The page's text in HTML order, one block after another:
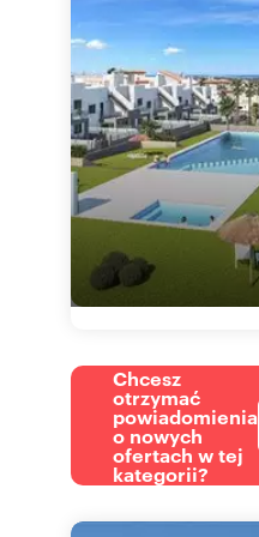
Chcesz
otrzymać
powiadomienia
o nowych
ofertach w tej
kategorii?